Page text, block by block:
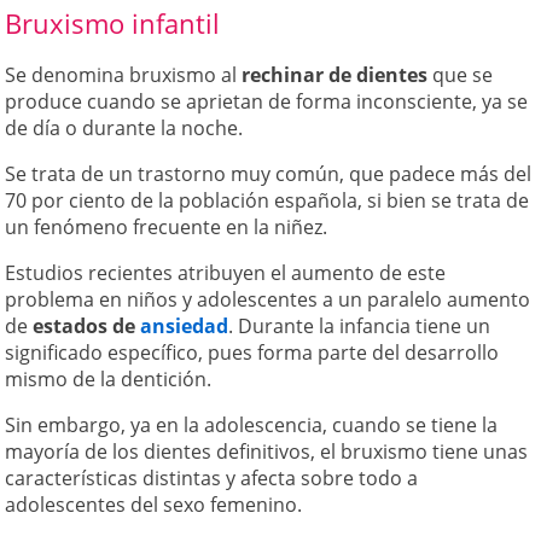
Bruxismo infantil
Se denomina bruxismo al rechinar de dientes que se
produce cuando se aprietan de forma inconsciente, ya se
de día o durante la noche.
Se trata de un trastorno muy común, que padece más del
70 por ciento de la población española, si bien se trata de
un fenómeno frecuente en la niñez.
Estudios recientes atribuyen el aumento de este
problema en niños y adolescentes a un paralelo aumento
deestados deansiedad. Durante la infancia tiene un
significado específico, pues forma parte del desarrollo
mismo de la dentición.
Sin embargo, ya en la adolescencia, cuando se tiene la
mayoría de los dientes definitivos, el bruxismo tiene unas
características distintas y afecta sobre todo a
adolescentes del sexo femenino.